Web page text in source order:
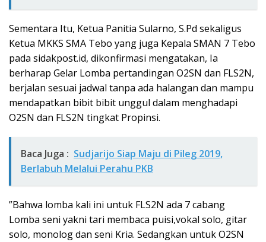
Sementara Itu, Ketua Panitia Sularno, S.Pd sekaligus
Ketua MKKS SMA Tebo yang juga Kepala SMAN 7 Tebo
pada sidakpost.id, dikonfirmasi mengatakan, Ia
berharap Gelar Lomba pertandingan O2SN dan FLS2N,
berjalan sesuai jadwal tanpa ada halangan dan mampu
mendapatkan bibit bibit unggul dalam menghadapi
O2SN dan FLS2N tingkat Propinsi.
Baca Juga : Sudjarijo Siap Maju di Pileg 2019,
Berlabuh Melalui Perahu PKB
”Bahwa lomba kali ini untuk FLS2N ada 7 cabang
Lomba seni yakni tari membaca puisi,vokal solo, gitar
solo, monolog dan seni Kria. Sedangkan untuk O2SN